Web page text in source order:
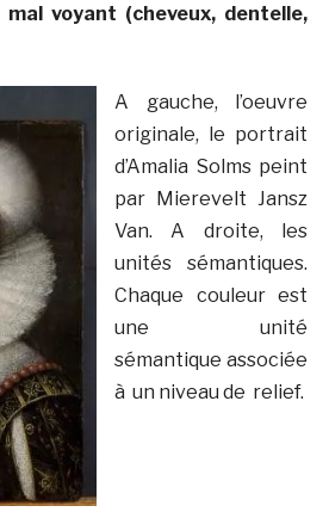
voyant (cheveux, dentelle,
A gauche, l’oeuvre
originale, le portrait
d’Amalia Solms peint
par Mierevelt Jansz
Van. A droite, les
unités sémantiques.
Chaque couleur est
une unité
sémantique associée
à un niveau de relief.